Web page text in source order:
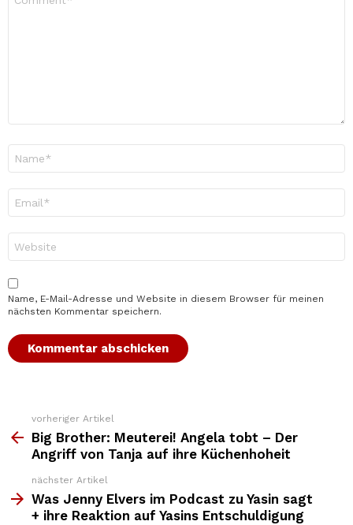
Mail-
Adresse
*
Name, E-Mail-Adresse und Website in diesem Browser für meinen
nächsten Kommentar speichern.
Weitere
Top
News
vorheriger Artikel
Big Brother: Meuterei! Angela tobt – Der
Angriff von Tanja auf ihre Küchenhoheit
nächster Artikel
Was Jenny Elvers im Podcast zu Yasin sagt
+ ihre Reaktion auf Yasins Entschuldigung